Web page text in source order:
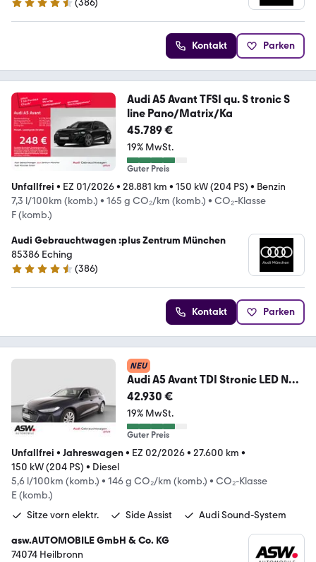
4.5 Sterne (386)
Kontakt Parken
Audi A5 Avant TFSI qu. S tronic S
line Pano/Matrix/Ka
45.789 €
19% MwSt.
Guter Preis
Unfallfrei • EZ 01/2026• 28.881 km • 150 kW (204 PS) • Benzin
7,3 l/100km (komb.) • 165 g CO₂/km (komb.) • CO₂-Klasse
F (komb.)
Audi Gebrauchtwagen :plus Zentrum München
85386 Eching
4.5 Sterne
(386)
Kontakt Parken
NEU
Audi A5 Avant TDI Stronic LED Navi
RFK ACC LEDER AHK
42.930 €
19% MwSt.
Guter Preis
Unfallfrei • Jahreswagen• EZ 02/2026• 27.600 km •
150 kW (204 PS) • Diesel
5,6 l/100km (komb.) • 146 g CO₂/km (komb.) • CO₂-Klasse
E (komb.)
Sitze vorn elektr.
Side Assist Audi Sound-System
asw.AUTOMOBILE GmbH & Co. KG
74074 Heilbronn